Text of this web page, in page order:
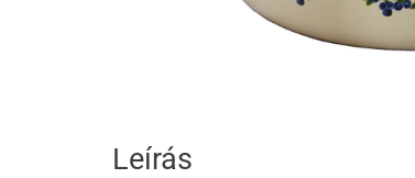
Leírás